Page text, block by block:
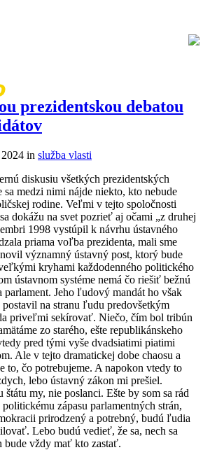
prezidentskou debatou
in služba vlasti
diskusiu všetkých prezidentských
sa medzi nimi nájde niekto, kto nebude
rodine. Veľmi v tejto spoločnosti
dokážu na svet pozrieť aj očami „z druhej
1998 vystúpil k návrhu ústavného
priama voľba prezidenta, mali sme
významný ústavný post, ktorý bude
kryhami každodenného politického
ústavnom systéme nemá čo riešiť bežnú
parlament. Jeho ľudový mandát ho však
postavil na stranu ľudu predovšetkým
priveľmi sekírovať. Niečo, čím bol tribún
zo starého, ešte republikánskeho
pred tými vyše dvadsiatimi piatimi
Ale v tejto dramatickej dobe chaosu a
to, čo potrebujeme. A napokon vtedy to
lebo ústavný zákon mi prešiel.
my, nie poslanci. Ešte by som sa rád
zápasu parlamentných strán,
prirodzený a potrebný, budú ľudia
Lebo budú vedieť, že sa, nech sa
vždy mať kto zastať.